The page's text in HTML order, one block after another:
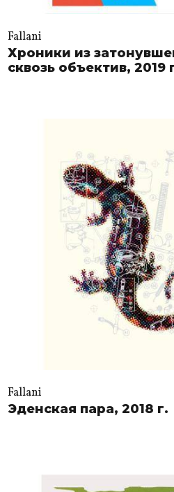
Fallani
Хроники из
сквозь объектив, 2019
Fallani
Эденская пара, 2018 г.